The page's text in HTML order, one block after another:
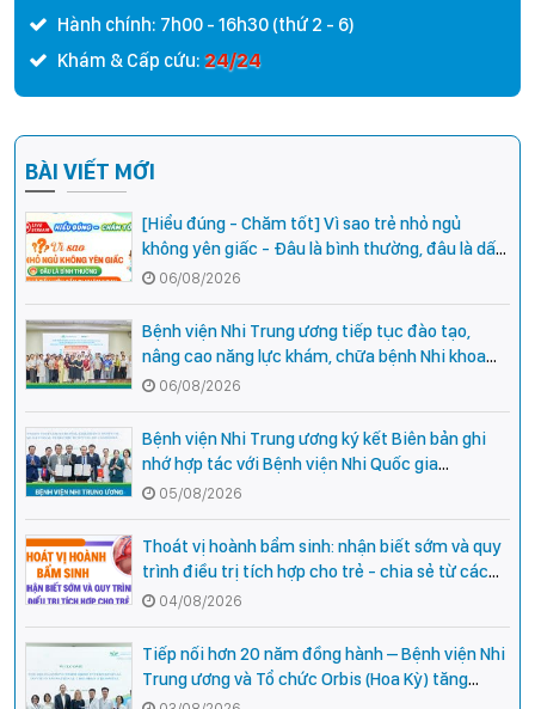
Hành chính: 7h00 - 16h30 (thứ 2 - 6)
Khám & Cấp cứu: 24/24
BÀI VIẾT MỚI
[Hiểu đúng - Chăm tốt] Vì sao trẻ nhỏ ngủ
không yên giấc - Đâu là bình thường, đâu là dấu
hiệu cần đi khám ngay?
06/08/2026
Bệnh viện Nhi Trung ương tiếp tục đào tạo,
nâng cao năng lực khám, chữa bệnh Nhi khoa
cho cán bộ y tế tại các tỉnh miền núi phía Bắc
06/08/2026
Bệnh viện Nhi Trung ương ký kết Biên bản ghi
nhớ hợp tác với Bệnh viện Nhi Quốc gia
Campuchia
05/08/2026
Thoát vị hoành bẩm sinh: nhận biết sớm và quy
trình điều trị tích hợp cho trẻ - chia sẻ từ các
chuyên gia hàng đầu của Bệnh Viện Nhi Trung
ương
04/08/2026
Tiếp nối hơn 20 năm đồng hành – Bệnh viện Nhi
Trung ương và Tổ chức Orbis (Hoa Kỳ) tăng
cường hợp tác, mở rộng cơ hội bảo vệ thị lực